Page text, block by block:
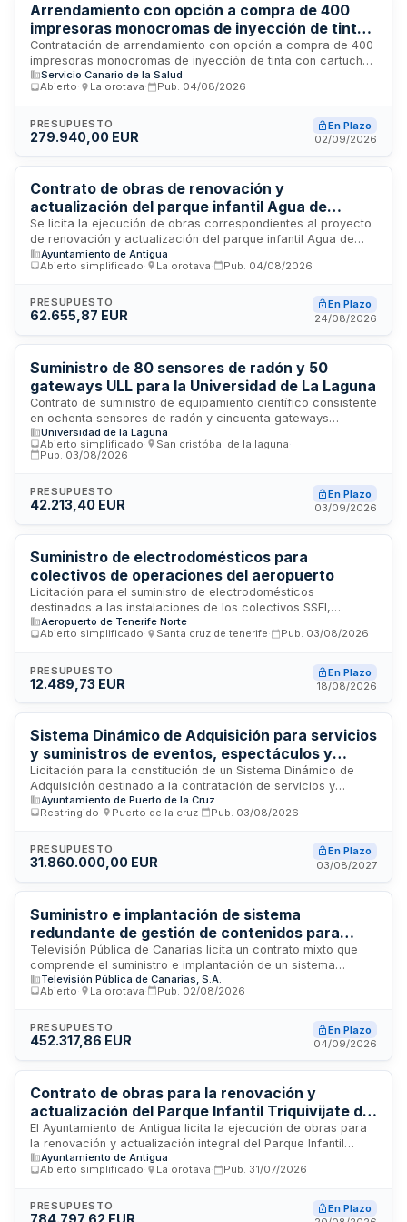
Arrendamiento con opción a compra de 400
impresoras monocromas de inyección de tinta
para la Gerencia de Atención Primaria del Área
de Salud de Tenerife
Contratación de arrendamiento con opción a compra de 400
impresoras monocromas de inyección de tinta con cartuchos
de alto rendimiento. La Gerencia de Atención Primaria del
Área de Salud de Tenerife licita este suministro para renovar
contrato incluye mantenimiento de los bienes arrendados,
instalación y distribución en los puestos de trabajo. Se trata
Contratos del Sector Público.
Servicio Canario de la Salud
Abierto
La orotava Pub. 04/08/2026
PRESUPUESTO
279.940,00 EUR
En Plazo
02/09/2026
Contrato de obras de renovación y
actualización del parque infantil Agua de
Bueyes del Ayuntamiento de Antigua
Se licita la ejecución de obras correspondientes al proyecto
de renovación y actualización del parque infantil Agua de
Bueyes, promovido por el Ayuntamiento de Antigua. Las
actuaciones incluyen la renovación, sustitución y realización
proyecto técnico redactado por el arquitecto Hugo Rami
Pérez, con el fin de ajustarse a la normativa vigente y
procedimiento es de tipo abierto simplificado con tramitación
ordinaria del gasto anticipada.
Ayuntamiento de Antigua
Abierto simplificado
La orotava Pub. 04/08/2026
PRESUPUESTO
62.655,87 EUR
En Plazo
24/08/2026
Suministro de 80 sensores de radón y 50
gateways ULL para la Universidad de La Laguna
Contrato de suministro de equipamiento científico consistente
en ochenta sensores de radón y cincuenta gateways
destinados a las necesidades administrativas de la
Universidad de La Laguna. La ejecución se regirá conforme
a las prescripciones técnicas particulares y las cláusulas
fraccionarse en lotes según lo previsto en la documentación
técnica.
Universidad de la Laguna
Abierto simplificado
San cristóbal de la laguna
Pub. 03/08/2026
PRESUPUESTO
42.213,40 EUR
En Plazo
03/09/2026
Suministro de electrodomésticos para
colectivos de operaciones del aeropuerto
Licitación para el suministro de electrodomésticos
destinados a las instalaciones de los colectivos SSEI,
TOAM/COAM y TAPUC/APUC ubicados en el aeropuerto. El
contrato tiene una duración de tres meses y se ejecutará en
deberán presentarse exclusivamente por medios
electrónicos a través de la plataforma ELICITA de AENA.
Aeropuerto de Tenerife Norte
Abierto simplificado
Santa cruz de tenerife Pub. 03/08/2026
PRESUPUESTO
12.489,73 EUR
En Plazo
18/08/2026
Sistema Dinámico de Adquisición para servicios
y suministros de eventos, espectáculos y
actividades culturales y deportivas del
Ayuntamiento de Puerto de la Cruz
Licitación para la constitución de un Sistema Dinámico de
Adquisición destinado a la contratación de servicios y
suministros necesarios para la celebración de eventos,
espectáculos públicos y actividades culturales y deportivas
procedimiento permite a la administración local disponer de
proveedores preseleccionados para la adquisición ágil de
la organización de manifestaciones públicas, festivales,
conciertos, competiciones deportivas y eventos
comunitarios. Se trata de un acuerdo marco abierto que
facilita la contratación dinámica según las necesidades
puntuales del municipio tinerfeño.
Ayuntamiento de Puerto de la Cruz
Restringido
Puerto de la cruz Pub. 03/08/2026
PRESUPUESTO
31.860.000,00 EUR
En Plazo
03/08/2027
Suministro e implantación de sistema
redundante de gestión de contenidos para
pantallas LED y servicio técnico especializado
de explotación gráfica - Televisión Pública de
Canarias
Televisión Pública de Canarias licita un contrato mixto que
comprende el suministro e implantación de un sistema
redundante para la gestión y reproducción de contenidos
gráficos en pantallas LED, junto con la prestación del servicio
trata de un contrato sujeto a regulación armonizada, siendo
el servicio técnico la prestación principal y de mayor importe
una prestación complementaria. El contrato se somete a la
normativa de protección de datos nacional y de la Unión
Europea.
Televisión Pública de Canarias, S.A.
Abierto
La orotava Pub. 02/08/2026
PRESUPUESTO
452.317,86 EUR
En Plazo
04/09/2026
Contrato de obras para la renovación y
actualización del Parque Infantil Triquivijate del
Ayuntamiento de Antigua
El Ayuntamiento de Antigua licita la ejecución de obras para
la renovación y actualización integral del Parque Infantil
Triquivijate. El proyecto incluye la sustitución de la pérgola,
juegos y pavimento existentes por equipamientos
actuaciones responden a la necesidad de conservación y
Ayuntamiento de Antigua
Abierto simplificado
La orotava Pub. 31/07/2026
PRESUPUESTO
En Plazo